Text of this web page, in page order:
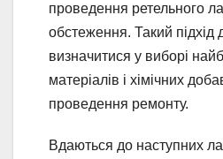
проведення ретельного
обстеження. Такий
визначитися у виборі
матеріалів і хімічних
проведення ремонту.
Вдаються до наступних